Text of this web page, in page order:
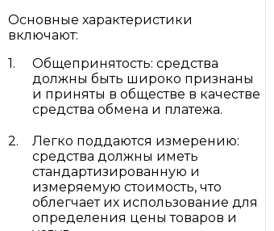
Основные характеристики
включают:
Общепринятость: средства
должны быть широко признаны
и приняты в обществе в качестве
средства обмена и платежа.
Легко поддаются измерению:
средства должны иметь
стандартизированную и
измеряемую стоимость, что
облегчает их использование для
определения цены товаров и